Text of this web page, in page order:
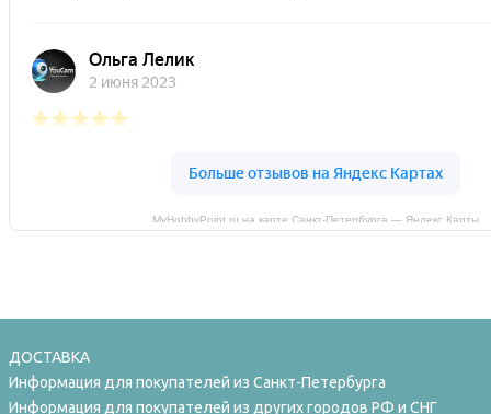
MyHobbyPoint.ru на карте Санкт‑Петербурга — Яндекс Карты
ДОСТАВКА
Информация для покупателей из Санкт-Петербурга
Информация для покупателей из других городов РФ и СНГ